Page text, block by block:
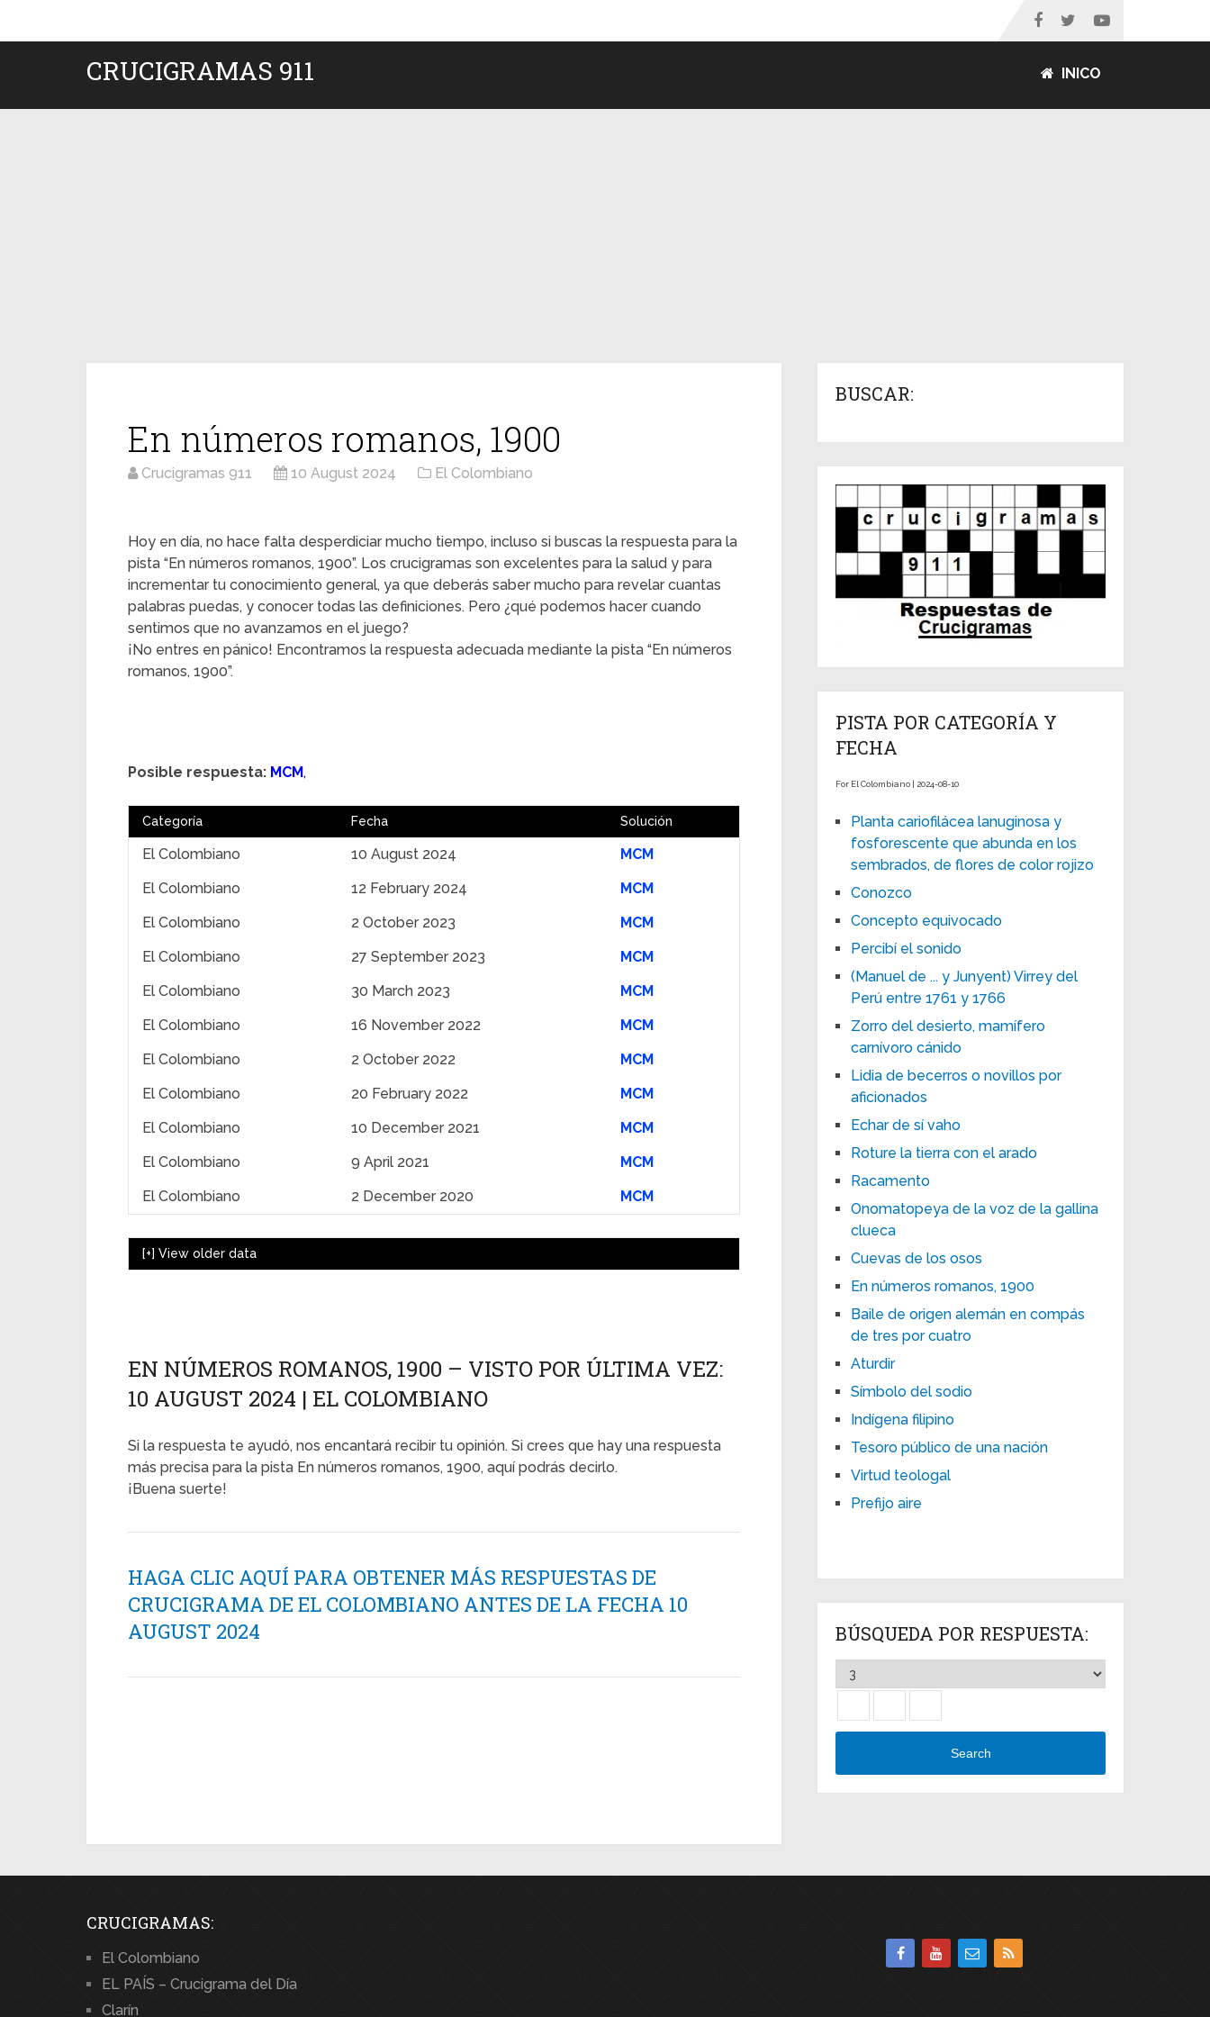
CRUCIGRAMAS 911 INICO
En números romanos, 1900
Crucigramas 911 10 August 2024 El Colombiano
Hoy en día, no hace falta desperdiciar mucho tiempo, incluso si buscas la respuesta para la
pista “En números romanos, 1900”. Los crucigramas son excelentes para la salud y para
incrementar tu conocimiento general, ya que deberás saber mucho para revelar cuantas
palabras puedas, y conocer todas las definiciones. Pero ¿qué podemos hacer cuando
sentimos que no avanzamos en el juego?
¡No entres en pánico! Encontramos la respuesta adecuada mediante la pista “En números
romanos, 1900”.
Posible respuesta: MCM,
Categoría Fecha Solución
El Colombiano 10 August 2024
MCM
El Colombiano
12 February 2024
MCM
El Colombiano
2 October 2023
MCM
El Colombiano
27 September 2023
MCM
El Colombiano
30 March 2023
MCM
El Colombiano
16 November 2022
MCM
El Colombiano
2 October 2022
MCM
El Colombiano
20 February 2022
MCM
El Colombiano
10 December 2021
MCM
El Colombiano
9 April 2021
MCM
El Colombiano
2 December 2020 MCM
[+] View older data
EN NÚMEROS ROMANOS, 1900 – VISTO POR ÚLTIMA VEZ:
10 AUGUST 2024 | EL COLOMBIANO
Si la respuesta te ayudó, nos encantará recibir tu opinión. Si crees que hay una respuesta
más precisa para la pista En números romanos, 1900, aquí podrás decirlo.
¡Buena suerte!
HAGA CLIC AQUÍ PARA OBTENER MÁS RESPUESTAS DE
CRUCIGRAMA DE EL COLOMBIANO ANTES DE LA FECHA 10
AUGUST 2024
BUSCAR:
PISTA POR CATEGORÍA Y
FECHA
For El Colombiano | 2024-08-10
Planta cariofilácea lanuginosa y
fosforescente que abunda en los
sembrados, de flores de color rojizo
Conozco
Concepto equivocado
Percibí el sonido
(Manuel de ... y Junyent) Virrey del
Perú entre 1761 y 1766
Zorro del desierto, mamífero
carnívoro cánido
Lidia de becerros o novillos por
aficionados
Echar de sí vaho
Roture la tierra con el arado
Racamento
Onomatopeya de la voz de la gallina
clueca
Cuevas de los osos
En números romanos, 1900
Baile de origen alemán en compás
de tres por cuatro
Aturdir
Símbolo del sodio
Indígena filipino
Tesoro público de una nación
Virtud teologal
Prefijo aire
BÚSQUEDA POR RESPUESTA:
Search
CRUCIGRAMAS:
El Colombiano
EL PAÍS – Crucigrama del Día
Clarín